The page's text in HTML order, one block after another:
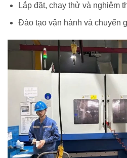
Lắp đặt, chạy thử và nghiệm
Đào tạo vận hành và chuyển